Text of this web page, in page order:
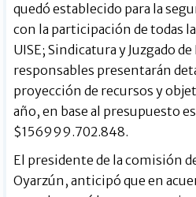
quedó establecido para la
con la participación de todas
UISE; Sindicatura y Juzgado
responsables presentarán
proyección de recursos y
año, en base al presupuesto
$156999.702.848.
El presidente de la comisión
Oyarzún, anticipó que en